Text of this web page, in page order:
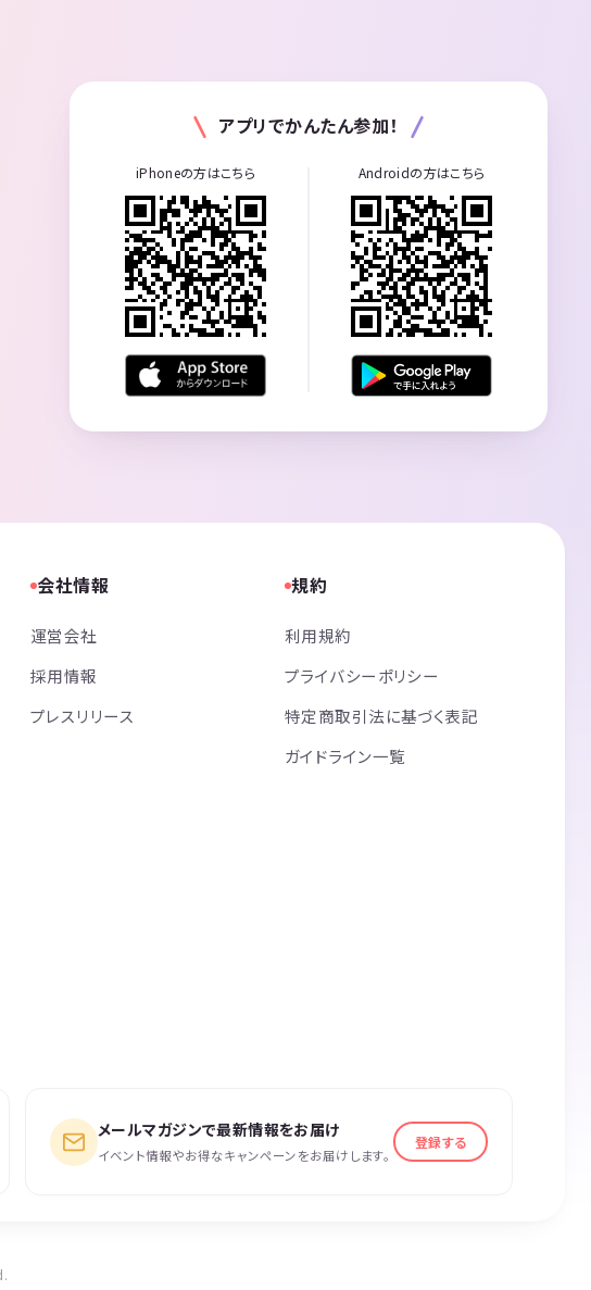
アプリでかんたん参加！
iPhoneの方はこちら Androidの方はこちら
会社情報
運営会社
採用情報
プレスリリース
規約
利用規約
プライバシーポリシー
特定商取引法に基づく表記
ガイドライン一覧
メールマガジンで最新情報をお届け
イベント情報やお得なキャンペーンをお届けします。
登録する